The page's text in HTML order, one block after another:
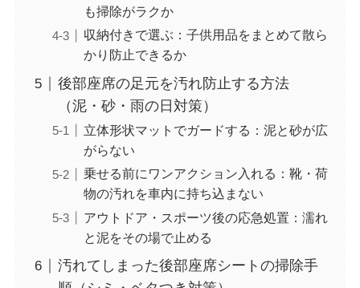
も掃除がラクか
収納付きで選ぶ：子供用品をまとめて散ら
かり防止できるか
後部座席の足元を汚れ防止する方法
（泥・砂・雨の日対策）
立体形状マットでガードする：泥と砂が広
がらない
乗せる前にワンアクション入れる：靴・荷
物の汚れを車内に持ち込まない
アウトドア・スポーツ後の応急処置：濡れ
と泥をその場で止める
汚れてしまった後部座席シートの掃除手